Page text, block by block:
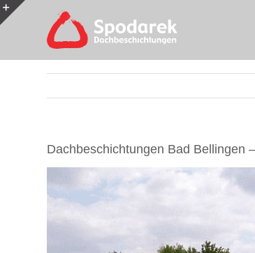
Skip
to
Dachbeschichtungen Bad Bellingen
Bar